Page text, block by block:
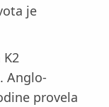
je
Anglo-
provela